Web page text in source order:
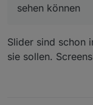
sehen können
Slider sind schon
sie sollen.